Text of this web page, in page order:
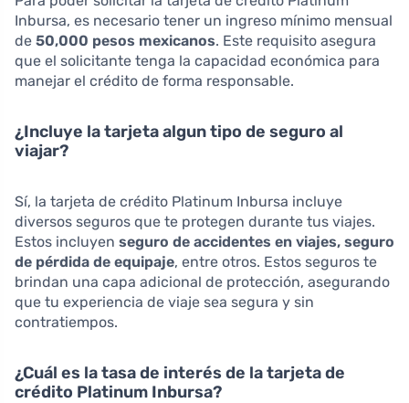
Inbursa, es necesario tener un ingreso mínimo mensual
de 50,000 pesos mexicanos. Este requisito asegura
que el solicitante tenga la capacidad económica para
manejar el crédito de forma responsable.
¿Incluye la tarjeta algun tipo de seguro al
viajar?
Sí, la tarjeta de crédito Platinum Inbursa incluye
diversos seguros que te protegen durante tus viajes.
Estos incluyen seguro de accidentes en viajes, seguro
de pérdida de equipaje, entre otros. Estos seguros te
brindan una capa adicional de protección, asegurando
que tu experiencia de viaje sea segura y sin
contratiempos.
¿Cuál es la tasa de interés de la tarjeta de
crédito Platinum Inbursa?